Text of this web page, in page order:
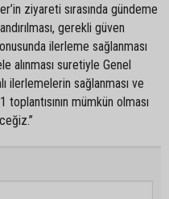
ziyareti sırasında gündeme
gerekli güven
ilerleme sağlanması
alınması suretiyle Genel
ilerlemelerin sağlanması ve
mümkün olması